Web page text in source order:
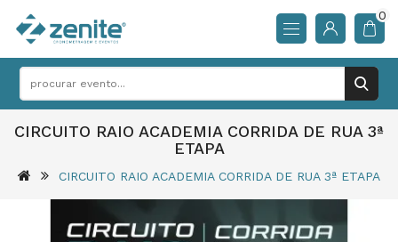
0
CIRCUITO RAIO ACADEMIA CORRIDA DE RUA 3ª
ETAPA
CIRCUITO RAIO ACADEMIA CORRIDA DE RUA 3ª ETAPA